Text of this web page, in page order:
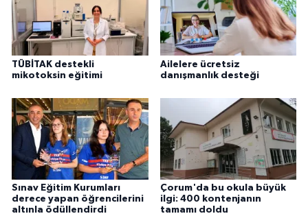
TÜBİTAK destekli
mikotoksin eğitimi
Ailelere ücretsiz
danışmanlık desteği
Sınav Eğitim Kurumları
derece yapan öğrencilerini
altınla ödüllendirdi
Çorum'da bu okula büyük
ilgi: 400 kontenjanın
tamamı doldu